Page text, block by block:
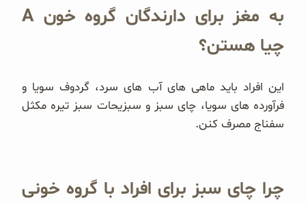
به مغز برای دارندگان گروه خون A
چیا هستن؟
این افراد باید ماهی های آب های سرد، گردوف سویا و
فرآورده های سویا، چای سبز و سبزیحات سبز تیره مکثل
سفناج مصرف کنن.
چرا چای سبز برای افراد با گروه خونی